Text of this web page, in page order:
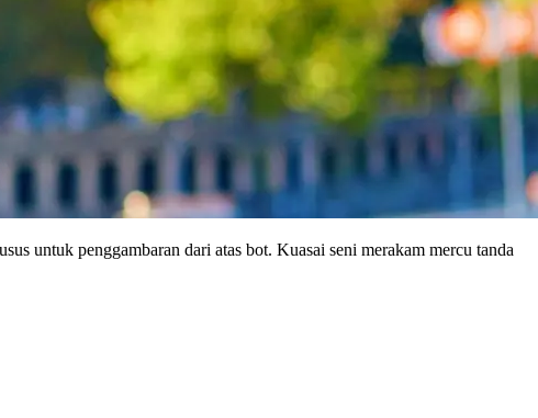
untuk penggambaran dari atas bot. Kuasai seni merakam mercu tanda